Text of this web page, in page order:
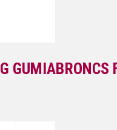
GUMIABRONCS